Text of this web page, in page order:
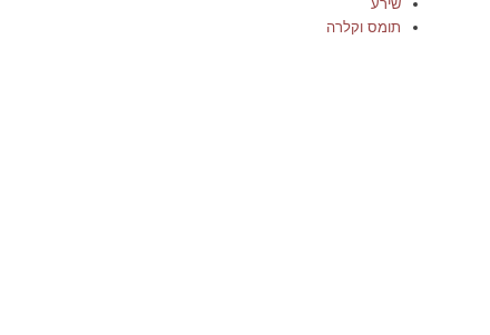
שירע
תומס וקלרה